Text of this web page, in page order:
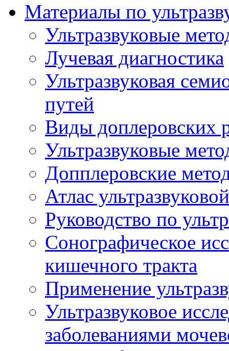
Материалы по
Ультразвуковые
Лучевая диагностика
Ультразвуковая
путей
Виды доплеровских
Ультразвуковые
Допплеровские
Атлас
Руководство по
Сонографическое
кишечного тракта
Применение
Ультразвуковое
заболеваниями